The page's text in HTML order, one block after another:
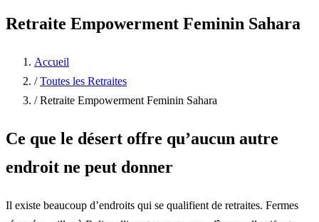
Retraite Empowerment Feminin Sahara
Accueil
/ Toutes les Retraites
/ Retraite Empowerment Feminin Sahara
Ce que le désert offre qu’aucun autre
endroit ne peut donner
Il existe beaucoup d’endroits qui se qualifient de retraites. Fermes